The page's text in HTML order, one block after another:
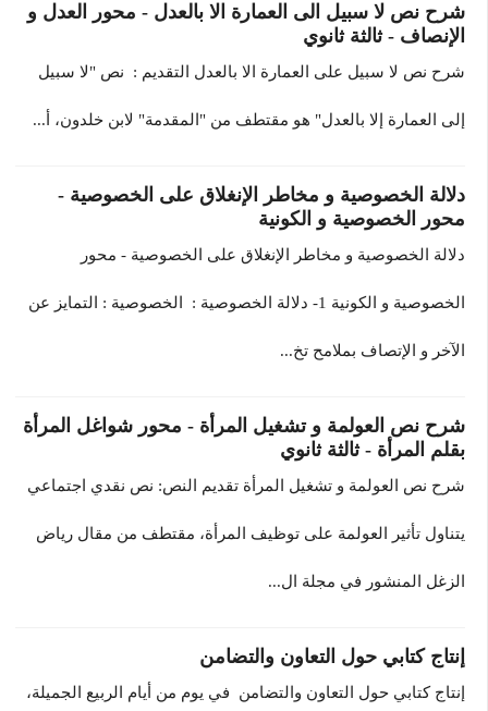
شرح نص لا سبيل الى العمارة الا بالعدل - محور العدل و
الإنصاف - ثالثة ثانوي
شرح نص لا سبيل على العمارة الا بالعدل التقديم : نص "لا سبيل
إلى العمارة إلا بالعدل" هو مقتطف من "المقدمة" لابن خلدون، أ...
دلالة الخصوصية و مخاطر الإنغلاق على الخصوصية -
محور الخصوصية و الكونية
دلالة الخصوصية و مخاطر الإنغلاق على الخصوصية - محور
الخصوصية و الكونية 1- دلالة الخصوصية : الخصوصية : التمايز عن
الآخر و الإتصاف بملامح تخ...
شرح نص العولمة و تشغيل المرأة - محور شواغل المرأة
بقلم المرأة - ثالثة ثانوي
شرح نص العولمة و تشغيل المرأة تقديم النص: نص نقدي اجتماعي
يتناول تأثير العولمة على توظيف المرأة، مقتطف من مقال رياض
الزغل المنشور في مجلة ال...
إنتاج كتابي حول التعاون والتضامن
إنتاج كتابي حول التعاون والتضامن في يوم من أيام الربيع الجميلة،